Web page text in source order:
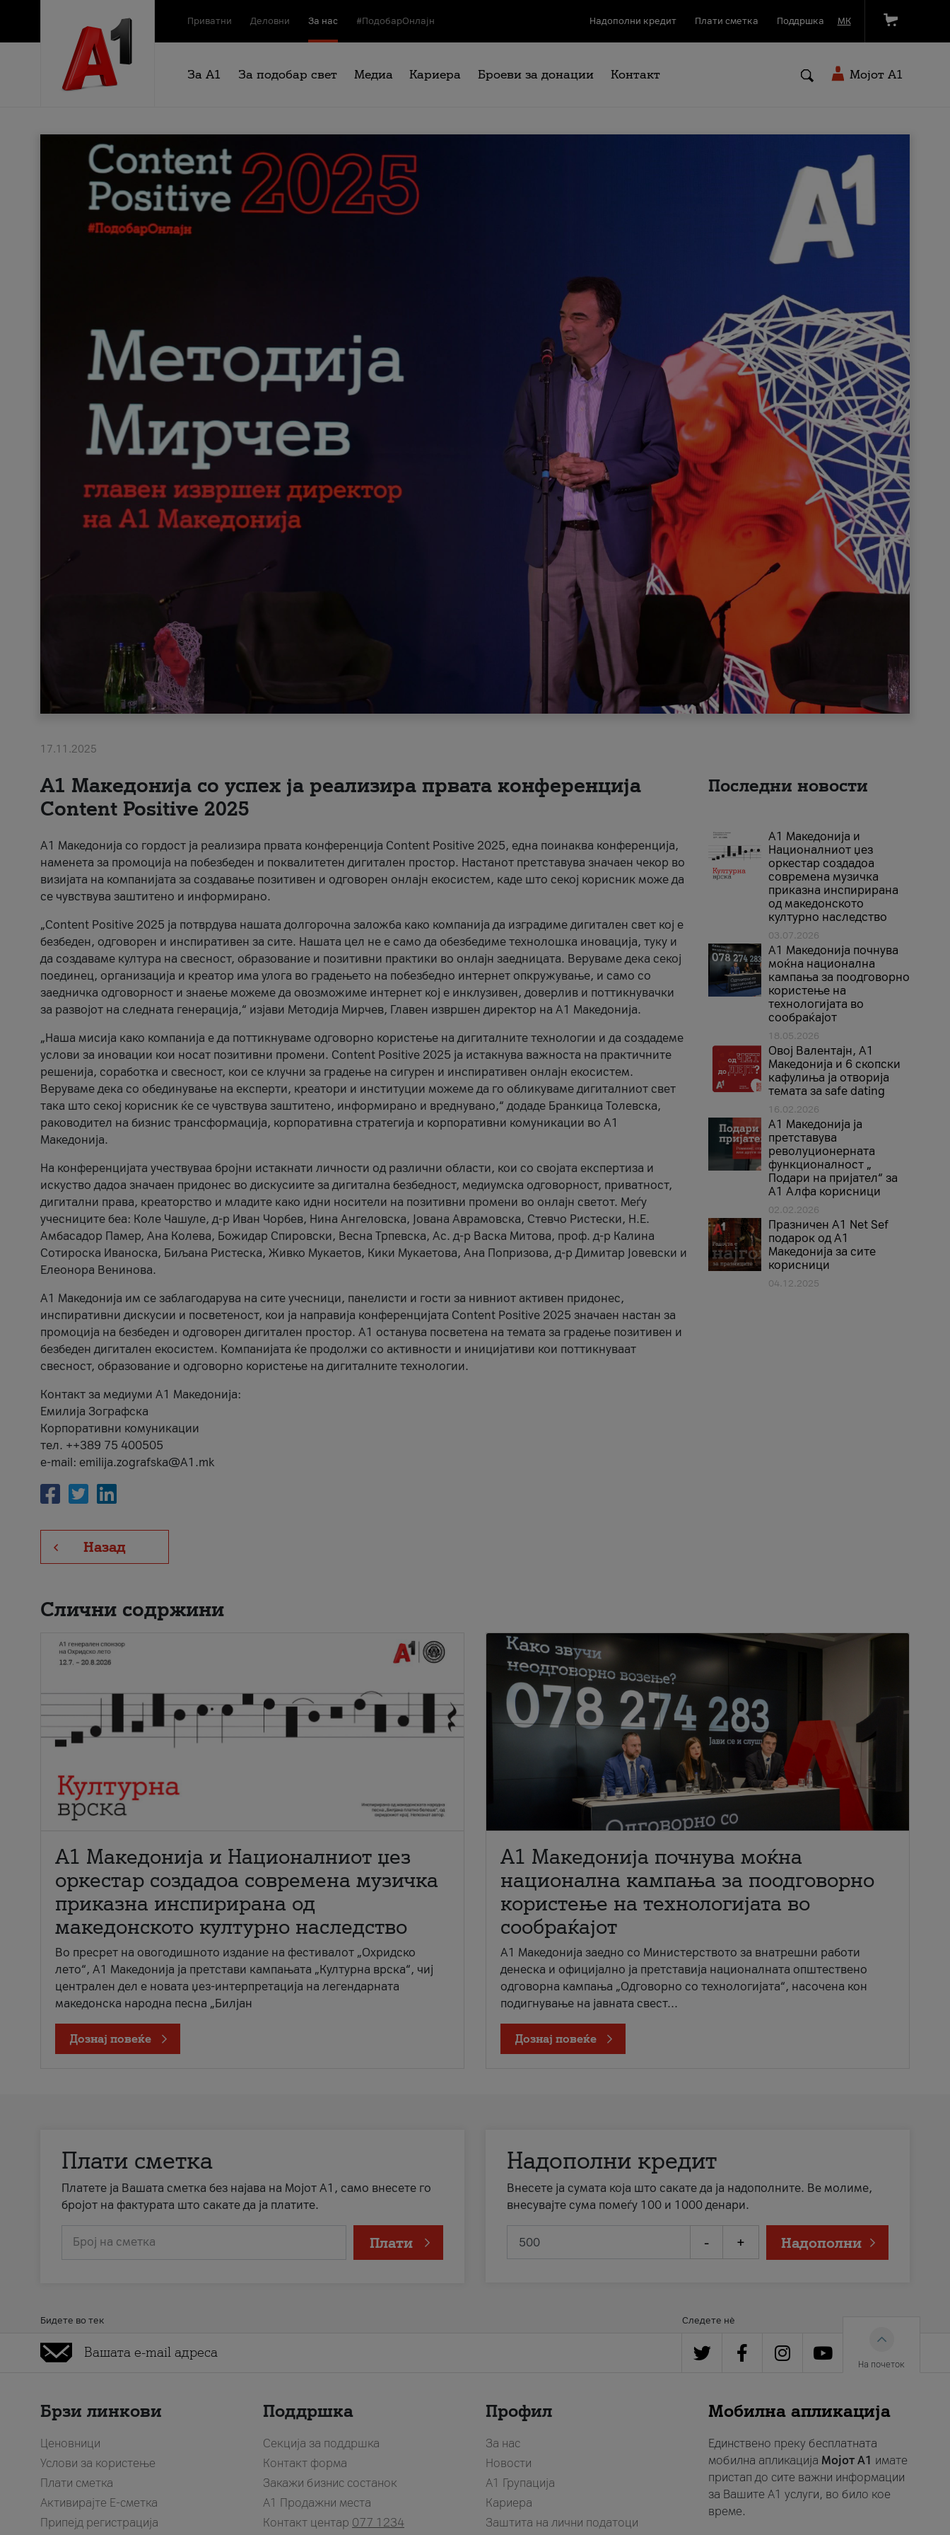
Приватни Деловни За нас #ПодобарОнлајн Надополни кредит Плати сметка Поддршка МК
За А1 За подобар свет Медиа Кариера Броеви за донации Контакт Мојот A1
17.11.2025
А1 Македонија со успех ја реализира првата конференција
Content Positive 2025
А1 Македонија со гордост ја реализира првата конференција Content Positive 2025, една поинаква конференција,
наменета за промоција на побезбеден и поквалитетен дигитален простор. Настанот претставува значаен чекор во
визијата на компанијата за создавање позитивен и одговорен онлајн екосистем, каде што секој корисник може да
се чувствува заштитено и информирано.
„Content Positive 2025 ја потврдува нашата долгорочна заложба како компанија да изградиме дигитален свет кој е
безбеден, одговорен и инспиративен за сите. Нашата цел не е само да обезбедиме технолошка иновација, туку и
да создаваме култура на свесност, образование и позитивни практики во онлајн заедницата. Веруваме дека секој
поединец, организација и креатор има улога во градењето на побезбедно интернет опкружување, и само со
заедничка одговорност и знаење можеме да овозможиме интернет кој е инклузивен, доверлив и поттикнувачки
за развојот на следната генерација,“ изјави Методија Мирчев, Главен извршен директор на А1 Македонија.
„Наша мисија како компанија е да поттикнуваме одговорно користење на дигиталните технологии и да создадеме
услови за иновации кои носат позитивни промени. Content Positive 2025 ја истакнува важноста на практичните
решенија, соработка и свесност, кои се клучни за градење на сигурен и инспиративен онлајн екосистем.
Веруваме дека со обединување на експерти, креатори и институции можеме да го обликуваме дигиталниот свет
така што секој корисник ќе се чувствува заштитено, информирано и вреднувано,“ додаде Бранкица Толевска,
раководител на бизнис трансформација, корпоративна стратегија и корпоративни комуникации во А1
Македонија.
На конференцијата учествуваа бројни истакнати личности од различни области, кои со својата експертиза и
искуство дадоа значаен придонес во дискусиите за дигитална безбедност, медиумска одговорност, приватност,
дигитални права, креаторство и младите како идни носители на позитивни промени во онлајн светот. Меѓу
учесниците беа: Коле Чашуле, д-р Иван Чорбев, Нина Ангеловска, Јована Аврамовска, Стевчо Ристески, Н.Е.
Амбасадор Памер, Ана Колева, Божидар Спировски, Весна Трпевска, Ас. д-р Васка Митова, проф. д-р Калина
Сотироска Иваноска, Биљана Ристеска, Живко Мукаетов, Кики Мукаетова, Ана Попризова, д-р Димитар Јовевски и
Елеонора Венинова.
А1 Македонија им се заблагодарува на сите учесници, панелисти и гости за нивниот активен придонес,
инспиративни дискусии и посветеност, кои ја направија конференцијата Content Positive 2025 значаен настан за
промоција на безбеден и одговорен дигитален простор. А1 останува посветена на темата за градење позитивен и
безбеден дигитален екосистем. Компанијата ќе продолжи со активности и иницијативи кои поттикнуваат
свесност, образование и одговорно користење на дигиталните технологии.
Контакт за медиуми А1 Македонија:
Емилија Зографска
Корпоративни комуникации
тел. ++389 75 400505
e-mail: emilija.zografska@A1.mk
Назад
Последни новости
А1 Македонија и
Националниот џез
оркестар создадоа
современа музичка
приказна инспирирана
од македонското
културно наследство
03.07.2026
A1 Македонија почнува
моќна национална
кампања за поодговорно
користење на
технологијата во
сообраќајот
18.05.2026
Овој Валентајн, A1
Македонија и 6 скопски
кафулиња ја отворија
темата за safe dating
16.02.2026
А1 Македонија ја
претставува
револуционерната
функционалност „
Подари на пријател“ за
А1 Алфа корисници
02.02.2026
Празничен A1 Net Sеf
подарок од А1
Македонија за сите
корисници
04.12.2025
Слични содржини
А1 Македонија и Националниот џез
оркестар создадоа современа музичка
приказна инспирирана од
македонското културно наследство
Во пресрет на овогодишното издание на фестивалот „Охридско
лето“, А1 Македонија ја претстави кампањата „Културна врска“, чиј
централен дел е новата џез-интерпретација на легендарната
македонска народна песна „Билјан
Дознај повеќе
A1 Македонија почнува моќна
национална кампања за поодговорно
користење на технологијата во
сообраќајот
A1 Македонија заедно со Министерството за внатрешни работи
денеска и официјално ја претставија националната општествено
одговорна кампања „Одговорно со технологијата“, насочена кон
подигнување на јавната свест...
Дознај повеќе
Плати сметка
Платете ја Вашата сметка без најава на Мојот А1, само внесете го
бројот на фактурата што сакате да ја платите.
Број на сметка Плати
Надополни кредит
Внесете ја сумата која што сакате да ја надополните. Ве молиме,
внесувајте сума помеѓу 100 и 1000 денари.
- + Надополни
Бидете во тек Следете нè
На почеток
Брзи линкови
Ценовници
Услови за користење
Плати сметка
Активирајте Е-сметка
Припејд регистрација
Поддршка
Секција за поддршка
Контакт форма
Закажи бизнис состанок
A1 Продажни места
Контакт центар 077 1234
Профил
За нас
Новости
А1 Групација
Кариера
Заштита на лични податоци
Мобилна апликација
Единствено преку бесплатната
мобилна апликација Мојот A1 имате
пристап до сите важни информации
за Вашите A1 услуги, во било кое
време.